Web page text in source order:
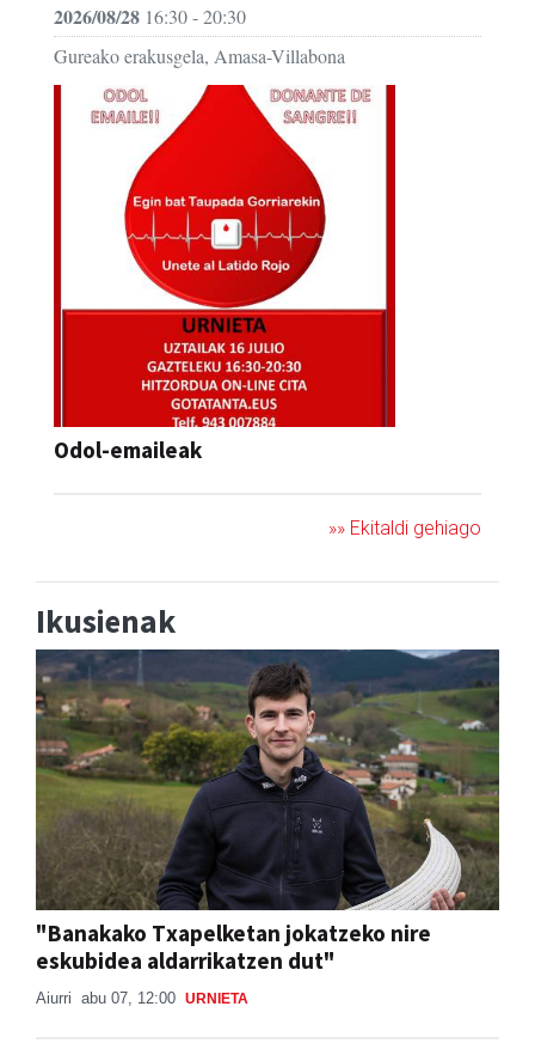
2026/08/28 16:30 - 20:30
Gureako erakusgela, Amasa-Villabona
Odol-emaileak
»» Ekitaldi gehiago
Ikusienak
"Banakako Txapelketan jokatzeko nire
eskubidea aldarrikatzen dut"
Aiurri abu 07, 12:00 URNIETA